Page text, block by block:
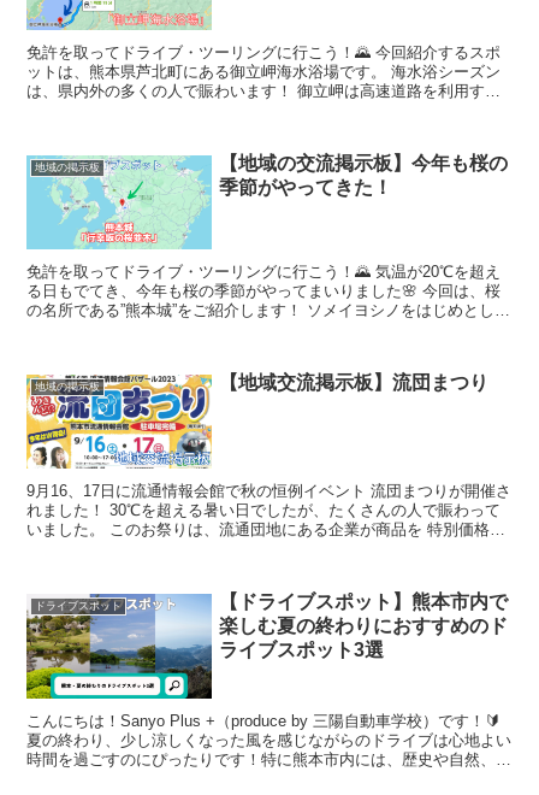
免許を取ってドライブ・ツーリングに行こう！🌄 今回紹介するスポ
ットは、熊本県芦北町にある御立岬海水浴場です。 海水浴シーズン
は、県内外の多くの人で賑わいます！ 御立岬は高速道路を利用すれ
地域の掲示板
【地域の交流掲示板】今年も桜の
季節がやってきた！
免許を取ってドライブ・ツーリングに行こう！🌄 気温が20℃を超え
る日もでてき、今年も桜の季節がやってまいりました🌸 今回は、桜
の名所である”熊本城”をご紹介します！ ソメイヨシノをはじめとした
地域の掲示板 【地域交流掲示板】流団まつり
9月16、17日に流通情報会館で秋の恒例イベント 流団まつりが開催さ
れました！ 30℃を超える暑い日でしたが、たくさんの人で賑わって
いました。 このお祭りは、流通団地にある企業が商品を 特別価格で
ドライブスポット
【ドライブスポット】熊本市内で
楽しむ夏の終わりにおすすめのド
ライブスポット3選
こんにちは！Sanyo Plus +（produce by 三陽自動車学校）です！🔰
夏の終わり、少し涼しくなった風を感じながらのドライブは心地よい
時間を過ごすのにぴったりです！特に熊本市内には、歴史や自然、美